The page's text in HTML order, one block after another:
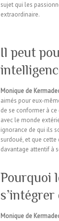
sujet qui les
extraordinaire.
Il peut
Monique de
aimés pour eux-
de se conformer à
avec le monde
ignorance de qui ils
surdoué, et que
davantage attentif à
Pourquoi
Monique de